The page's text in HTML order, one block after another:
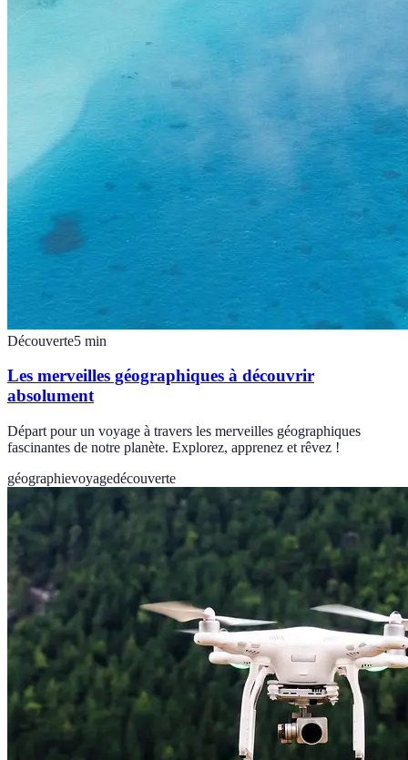
Découverte5 min
Les merveilles géographiques à découvrir
absolument
Départ pour un voyage à travers les merveilles géographiques
fascinantes de notre planète. Explorez, apprenez et rêvez !
géographievoyagedécouverte